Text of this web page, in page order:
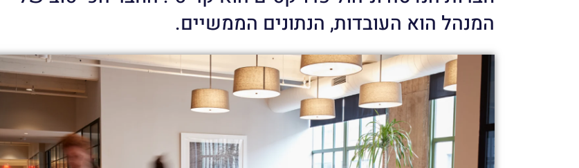
המנהל הוא העובדות, הנתונים הממשיים.